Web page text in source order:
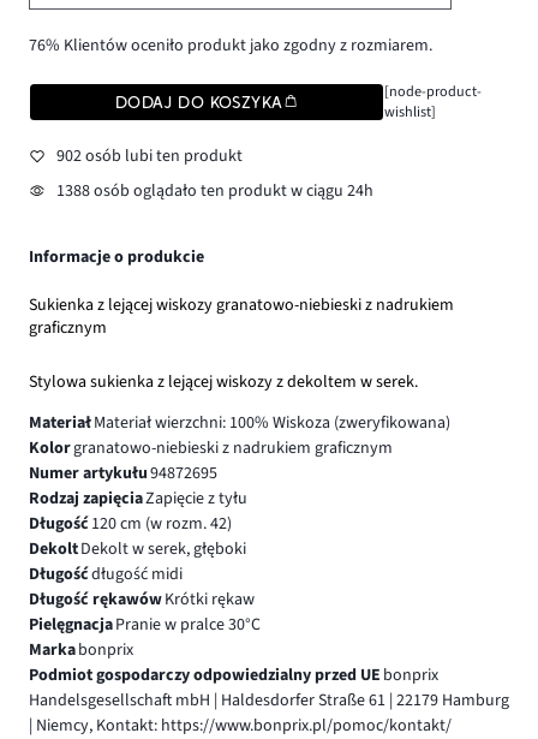
76% Klientów oceniło produkt jako zgodny z rozmiarem.
DODAJ DO KOSZYKA
[node-product-
wishlist]
902 osób lubi ten produkt
1388 osób oglądało ten produkt w ciągu 24h
Informacje o produkcie
Sukienka z lejącej wiskozy granatowo-niebieski z nadrukiem
graficznym
Stylowa sukienka z lejącej wiskozy z dekoltem w serek.
MateriałMateriał wierzchni: 100% Wiskoza (zweryfikowana)
Kolorgranatowo-niebieski z nadrukiem graficznym
Numer artykułu94872695
Rodzaj zapięciaZapięcie z tyłu
Długość120 cm (w rozm. 42)
DekoltDekolt w serek, głęboki
Długośćdługość midi
Długość rękawówKrótki rękaw
PielęgnacjaPranie w pralce 30°C
Markabonprix
Podmiot gospodarczy odpowiedzialny przed UE bonprix
Handelsgesellschaft mbH | Haldesdorfer Straße 61 | 22179 Hamburg
| Niemcy, Kontakt: https://www.bonprix.pl/pomoc/kontakt/